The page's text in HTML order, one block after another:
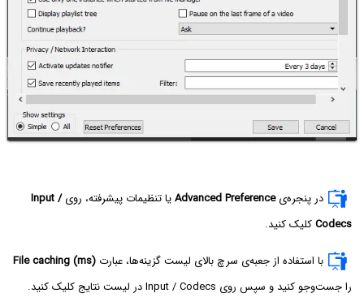
در پنجره‌یAdvanced Preferenceیا تنظیمات پیشرفته، رویInput /
Codecsکلیک کنید.
با استفاده از جعبه‌ی سرچ بالای لیست گزینه‌ها، عبارت File caching (ms)
را جست‌وجو کنید و سپس روی Input / Codecs در لیست نتایج کلیک کنید.